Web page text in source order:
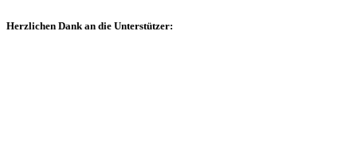
Herzlichen Dank an die Unterstützer: